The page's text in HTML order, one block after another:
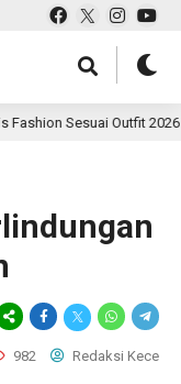
Sesuai Outfit 2026
982 Redaksi Kece